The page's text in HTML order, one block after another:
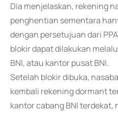
Dia menjelaskan, rekening
penghentian sementara
dengan persetujuan dari
blokir dapat dilakukan
BNI, atau kantor pusat BNI.
Setelah blokir dibuka,
kembali rekening dormant
kantor cabang BNI terdekat,